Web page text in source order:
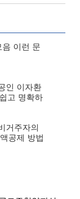
이런 문
인 이자환
고 명확하
거주자의
공제 방법